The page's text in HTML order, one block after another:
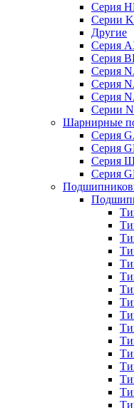
Серия
Серии K
Другие
Серия
Серия
Серия
Серия
Серия
Серии
Шарнирные
Серия
Серия
Серия
Серия